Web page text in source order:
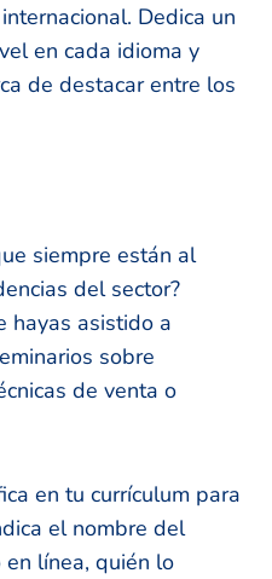
Dedica un
en cada idioma y
de destacar entre los
siempre están al
del sector?
hayas asistido a
sobre
de venta o
en tu currículum para
el nombre del
línea, quién lo